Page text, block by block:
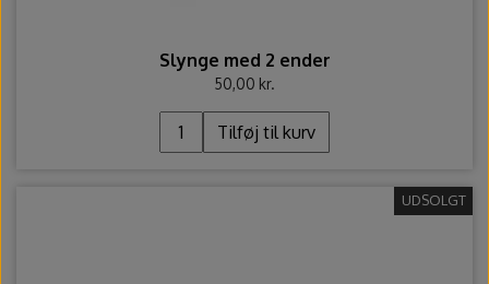
Slynge med 2 ender
50,00 kr.
Tilføj til kurv
UDSOLGT